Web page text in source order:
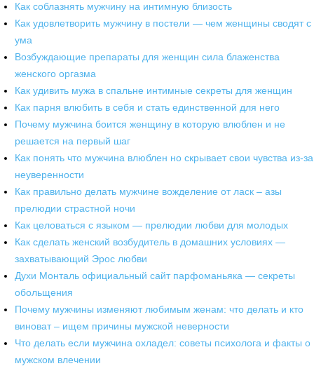
Как соблазнять мужчину на интимную близость
Как удовлетворить мужчину в постели — чем женщины сводят с
ума
Возбуждающие препараты для женщин сила блаженства
женского оргазма
Как удивить мужа в спальне интимные секреты для женщин
Как парня влюбить в себя и стать единственной для него
Почему мужчина боится женщину в которую влюблен и не
решается на первый шаг
Как понять что мужчина влюблен но скрывает свои чувства из-за
неуверенности
Как правильно делать мужчине вожделение от ласк – азы
прелюдии страстной ночи
Как целоваться с языком — прелюдии любви для молодых
Как сделать женский возбудитель в домашних условиях —
захватывающий Эрос любви
Духи Монталь официальный сайт парфоманьяка — секреты
обольщения
Почему мужчины изменяют любимым женам: что делать и кто
виноват – ищем причины мужской неверности
Что делать если мужчина охладел: советы психолога и факты о
мужском влечении